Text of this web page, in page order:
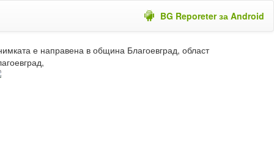
BG Reporeter за Android
е направена в община Благоевград, област